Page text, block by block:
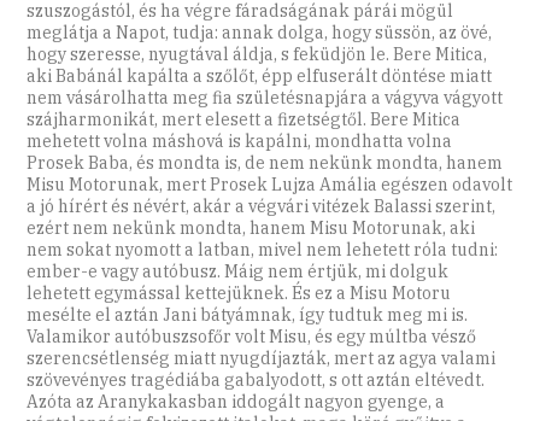
szuszogástól, és ha végre fáradságának párái mögül
meglátja a Napot, tudja: annak dolga, hogy süssön, az övé,
hogy szeresse, nyugtával áldja, s feküdjön le. Bere Mitica,
aki Babánál kapálta a szőlőt, épp elfuserált döntése miatt
nem vásárolhatta meg fia születésnapjára a vágyva vágyott
szájharmonikát, mert elesett a fizetségtől. Bere Mitica
mehetett volna máshová is kapálni, mondhatta volna
Prosek Baba, és mondta is, de nem nekünk mondta, hanem
Misu Motorunak, mert Prosek Lujza Amália egészen odavolt
a jó hírért és névért, akár a végvári vitézek Balassi szerint,
ezért nem nekünk mondta, hanem Misu Motorunak, aki
nem sokat nyomott a latban, mivel nem lehetett róla tudni:
ember-e vagy autóbusz. Máig nem értjük, mi dolguk
lehetett egymással kettejüknek. És ez a Misu Motoru
mesélte el aztán Jani bátyámnak, így tudtuk meg mi is.
Valamikor autóbuszsofőr volt Misu, és egy múltba vésző
szerencsétlenség miatt nyugdíjazták, mert az agya valami
szövevényes tragédiába gabalyodott, s ott aztán eltévedt.
Azóta az Aranykakasban iddogált nagyon gyenge, a